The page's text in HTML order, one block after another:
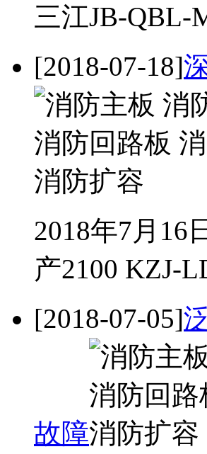
三江JB-QBL-
[2018-07-18]
2018年7月16
产2100 KZJ-
[2018-07-05]
故障